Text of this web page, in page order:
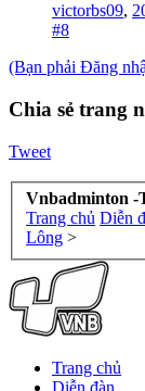
victorbs09,
#8
(Bạn phải Đăng
Chia sẻ trang
Tweet
Vnbadminton -
Trang chủ Diễn
Lông >
Trang chủ